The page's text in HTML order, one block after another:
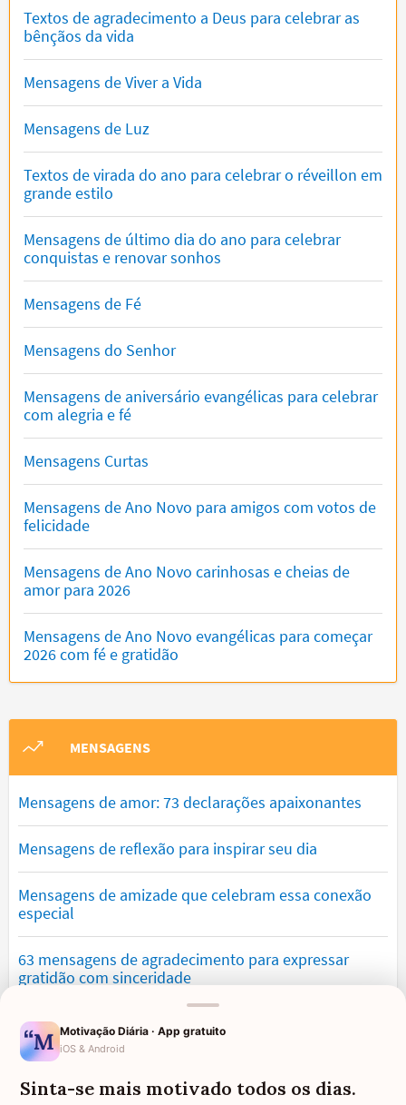
Textos de agradecimento a Deus para celebrar as
bênçãos da vida
Mensagens de Viver a Vida
Mensagens de Luz
Textos de virada do ano para celebrar o réveillon em
grande estilo
Mensagens de último dia do ano para celebrar
conquistas e renovar sonhos
Mensagens de Fé
Mensagens do Senhor
Mensagens de aniversário evangélicas para celebrar
com alegria e fé
Mensagens Curtas
Mensagens de Ano Novo para amigos com votos de
felicidade
Mensagens de Ano Novo carinhosas e cheias de
amor para 2026
Mensagens de Ano Novo evangélicas para começar
2026 com fé e gratidão
MENSAGENS
Mensagens de amor: 73 declarações apaixonantes
Mensagens de reflexão para inspirar seu dia
Mensagens de amizade que celebram essa conexão
especial
63 mensagens de agradecimento para expressar
gratidão com sinceridade
Mensagens de saudade que tocam o coração e
expressam falta
Mensagens de otimismo que vão encher você de
Motivação Diária · App gratuito
iOS & Android
Sinta-se mais motivado todos os dias.